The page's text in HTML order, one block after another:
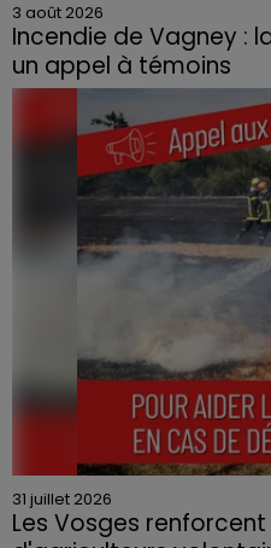
3 août 2026
Incendie de Vagney :
un appel à témoins
Le feu, parti d'une haie
quartier résidentiel, avait
contraint à l'évacuation
31 juillet 2026
Les Vosges